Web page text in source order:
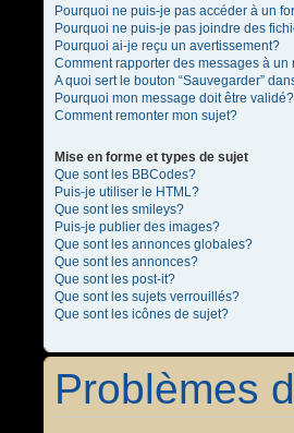
Pourquoi ne puis-je pas accéder à un
Pourquoi ne puis-je pas joindre des
Pourquoi ai-je reçu un avertissement?
Comment rapporter des messages à un
A quoi sert le bouton “Sauvegarder”
Pourquoi mon message doit être validé?
Comment remonter mon sujet?
Mise en forme et types de sujet
Que sont les BBCodes?
Puis-je utiliser le HTML?
Que sont les smileys?
Puis-je publier des images?
Que sont les annonces globales?
Que sont les annonces?
Que sont les post-it?
Que sont les sujets verrouillés?
Que sont les icônes de sujet?
Problèmes